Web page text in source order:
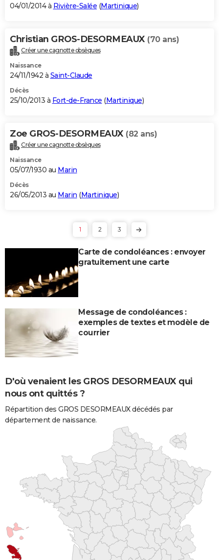
04/01/2014 à Rivière-Salée (Martinique)
Christian GROS-DESORMEAUX (70 ans)
Créer une cagnotte obsèques
Naissance
24/11/1942 à Saint-Claude
Décès
25/10/2013 à Fort-de-France (Martinique)
Zoe GROS-DESORMEAUX (82 ans)
Créer une cagnotte obsèques
Naissance
05/07/1930 au Marin
Décès
26/05/2013 au Marin (Martinique)
1 2 3
Carte de condoléances : envoyer
gratuitement une carte
Message de condoléances :
exemples de textes et modèle de
courrier
D'où venaient les GROS DESORMEAUX qui
nous ont quittés ?
Répartition des GROS DESORMEAUX décédés par
département de naissance.